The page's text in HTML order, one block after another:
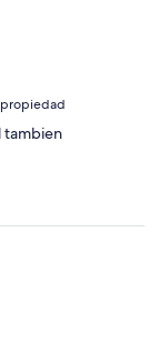
propiedad
tambien